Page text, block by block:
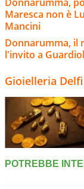
Maresca non è
Mancini
Donnarumma, il
l'invito a
Gioielleria